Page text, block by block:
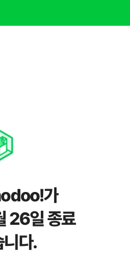
가
26일 종료
니다.